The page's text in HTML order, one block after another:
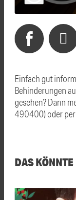
Einfach gut
Behinderungen
gesehen? Dann
490400) oder
DAS